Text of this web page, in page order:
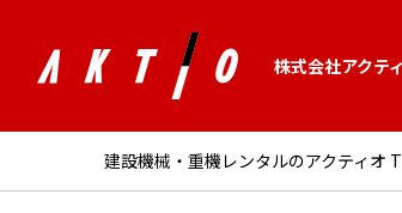
株式会社アクテ
建設機械・重機レンタルのアクティオ